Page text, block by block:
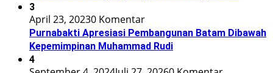
3
April 23, 20230 Komentar
Purnabakti Apresiasi Pembangunan Batam Dibawah
Kepemimpinan Muhammad Rudi
4